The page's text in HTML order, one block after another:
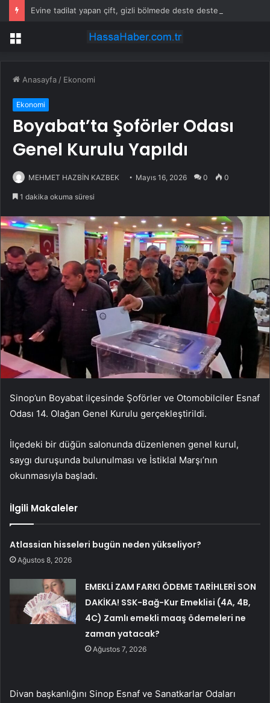
Menü
Anasayfa / Ekonomi
Ekonomi
Boyabat’ta Şoförler Odası
Genel Kurulu Yapıldı
MEHMET HAZBİN KAZBEK Mayıs 16, 2026 0 0
1 dakika okuma süresi
Sinop’un Boyabat ilçesinde Şoförler ve Otomobilciler Esnaf
Odası 14. Olağan Genel Kurulu gerçekleştirildi.
İlçedeki bir düğün salonunda düzenlenen genel kurul,
saygı duruşunda bulunulması ve İstiklal Marşı’nın
okunmasıyla başladı.
İlgili Makaleler
Atlassian hisseleri bugün neden yükseliyor?
Ağustos 8, 2026
EMEKLİ ZAM FARKI ÖDEME TARİHLERİ SON
DAKİKA! SSK-Bağ-Kur Emeklisi (4A, 4B,
4C) Zamlı emekli maaş ödemeleri ne
zaman yatacak?
Ağustos 7, 2026
Divan başkanlığını Sinop Esnaf ve Sanatkarlar Odaları